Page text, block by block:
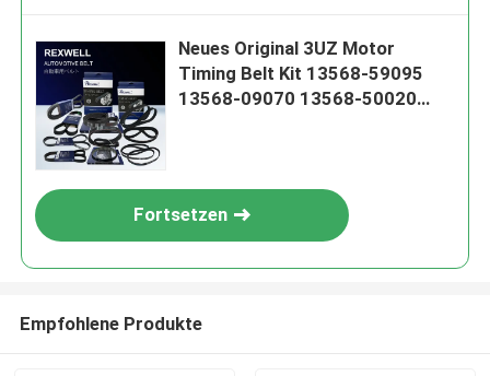
Neues Original 3UZ Motor
Timing Belt Kit 13568-59095
13568-09070 13568-50020
Fortsetzen
Empfohlene Produkte